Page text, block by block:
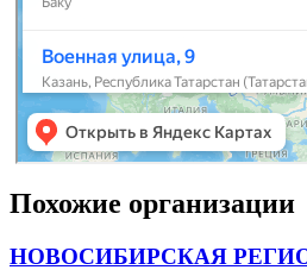
Похожие организации
НОВОСИБИРСКАЯ